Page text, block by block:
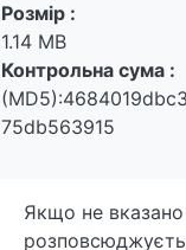
Розмір :
1.14 MB
Контрольна сума :
75db563915
Якщо не